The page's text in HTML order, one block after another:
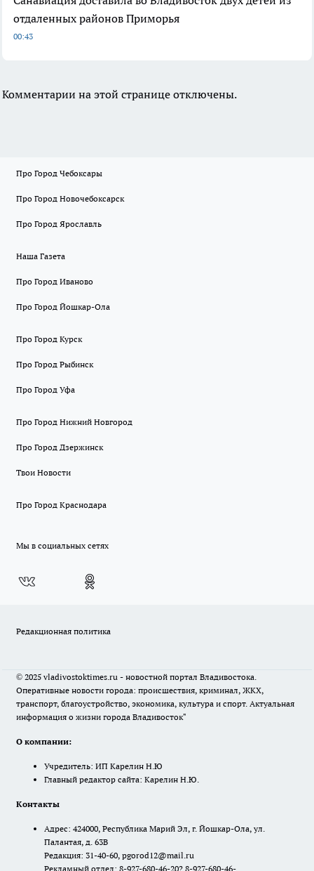
отдаленных районов Приморья
00:43
Комментарии на этой странице отключены.
Про Город Чебоксары
Про Город Новочебоксарск
Про Город Ярославль
Наша Газета
Про Город Иваново
Про Город Йошкар-Ола
Про Город Курск
Про Город Рыбинск
Про Город Уфа
Про Город Нижний Новгород
Про Город Дзержинск
Твои Новости
Про Город Краснодара
Мы в социальных сетях
Редакционная политика
© 2025 vladivostoktimes.ru - новостной портал Владивостока.
Оперативные новости города: происшествия, криминал, ЖКХ,
транспорт, благоустройство, экономика, культура и спорт. Актуальная
информация о жизни города Владивосток"
О компании:
Учредитель: ИП Карелин Н.Ю
Главный редактор сайта: Карелин Н.Ю.
Контакты
Адрес: 424000, Республика Марий Эл, г. Йошкар-Ола, ул.
Палантая, д. 63В
Редакция: 31-40-60, pgorod12@mail.ru
Рекламный отдел: 8-927-680-46-20? 8-927-680-46-